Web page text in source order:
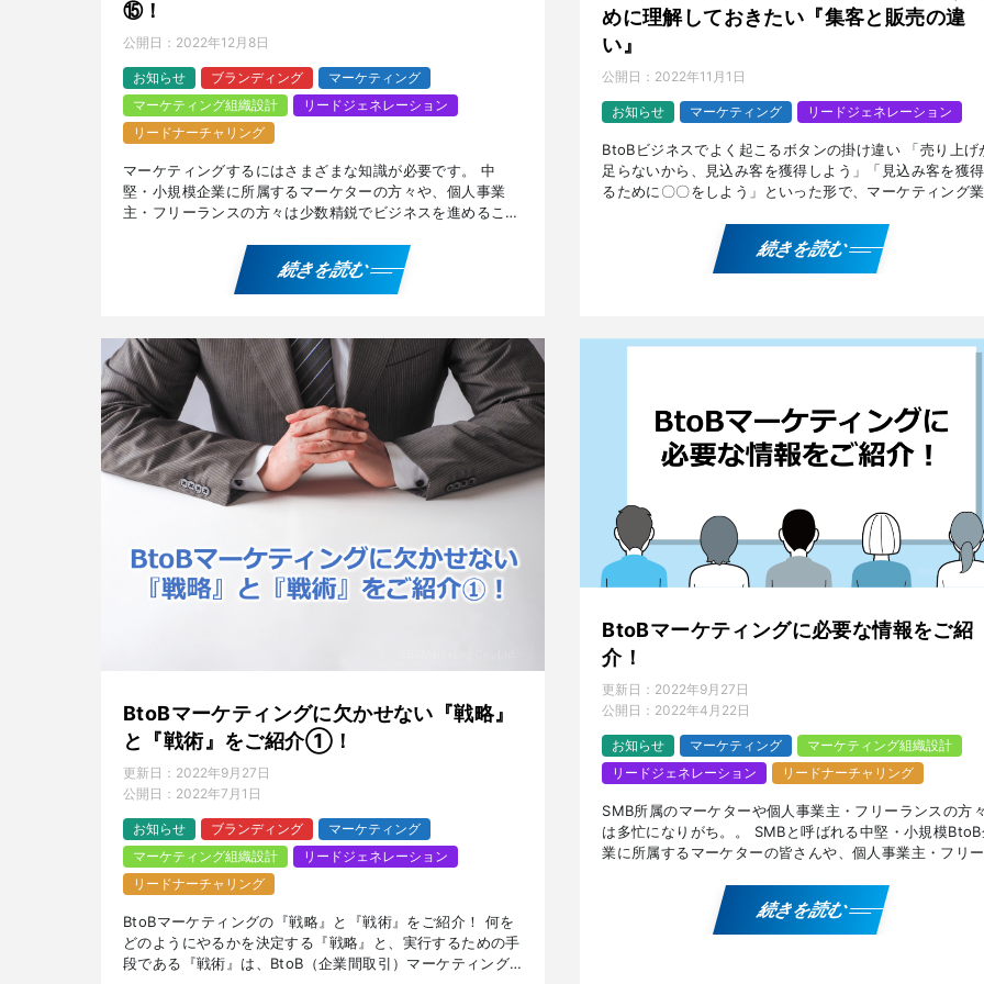
⑮！
公開日： 2022年12月8日
お知らせ ブランディング
マーケティング
マーケティング組織設計
リードジェネレーション
リードナーチャリング
マーケティングするにはさまざまな知識が必要です。 中
堅・小規模企業に所属するマーケターの方々や、個人事業
主・フリーランスの方々は少数精鋭でビジネスを進めること
続きを読む
めに理解しておきたい『集客と販売の違
い』
公開日： 2022年11月1日
お知らせ マーケティング リードジェネレーション
BtoBビジネスでよく起こるボタンの掛け違い 「売り上げ
足らないから、見込み客を獲得しよう」「見込み客を獲
るために〇〇をしよう」といった形で、マーケティング
続きを読む
BtoBマーケティングに欠かせない『戦略』
と『戦術』をご紹介①！
更新日： 2022年9月27日
公開日： 2022年7月1日
お知らせ ブランディング
マーケティング
マーケティング組織設計
リードジェネレーション
リードナーチャリング
BtoBマーケティングの『戦略』と『戦術』をご紹介！ 何を
どのようにやるかを決定する『戦略』と、実行するための手
段である『戦術』は、BtoB（企業間取引）マーケティング
BtoBマーケティングに必要な情報をご紹
介！
更新日： 2022年9月27日
公開日： 2022年4月22日
お知らせ マーケティング
マーケティング組織設計
リードジェネレーション
リードナーチャリング
SMB所属のマーケターや個人事業主・フリーランスの方々
は多忙になりがち。。 SMBと呼ばれる中堅・小規模
業に所属するマーケターの皆さんや、個人事業主・フリ
続きを読む